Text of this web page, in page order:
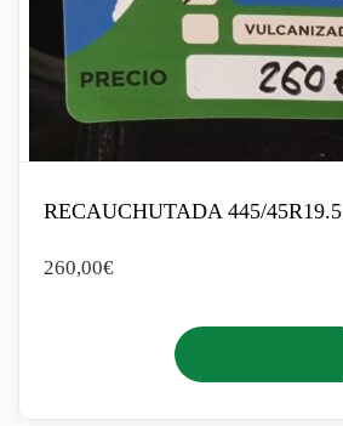
RECAUCHUTADA 445/45R19.5
260,00€